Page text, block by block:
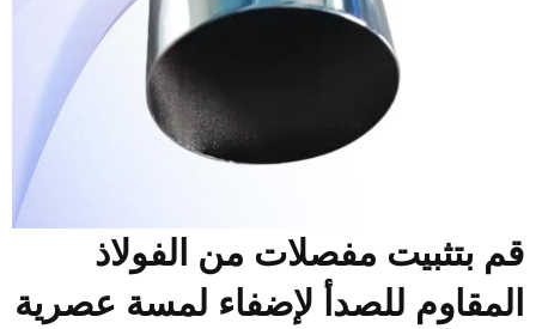
بتثبيت مفصلات من الفولاذ
للصدأ لإضفاء لمسة عصرية